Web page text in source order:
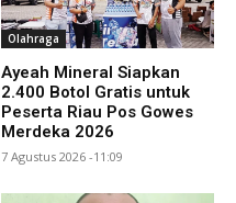
Olahraga
Ayeah Mineral Siapkan
2.400 Botol Gratis untuk
Peserta Riau Pos Gowes
Merdeka 2026
7 Agustus 2026 -11:09